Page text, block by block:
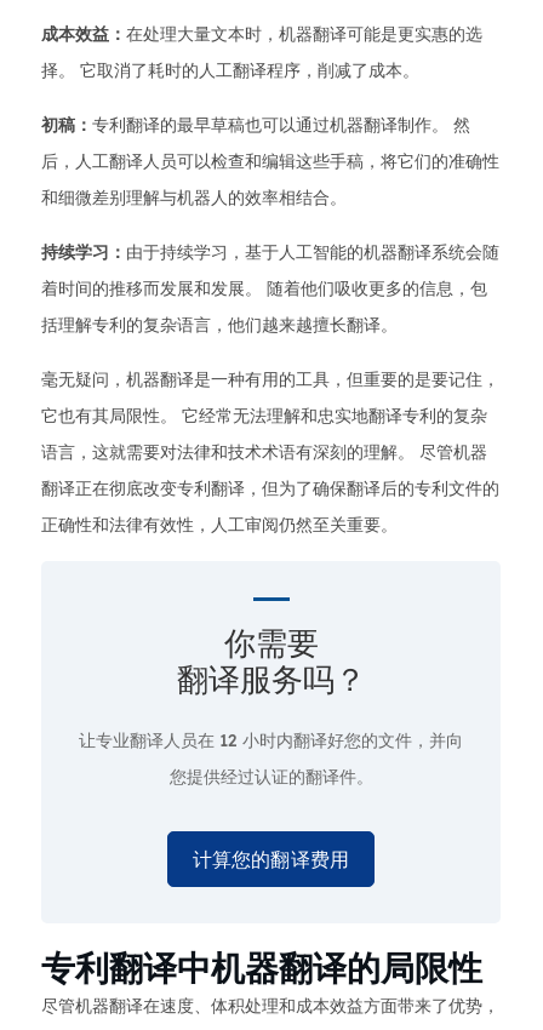
成本效益： 在处理大量文本时，机器翻译可能是更实惠的选
择。 它取消了耗时的人工翻译程序，削减了成本。
初稿： 专利翻译的最早草稿也可以通过机器翻译制作。 然
后，人工翻译人员可以检查和编辑这些手稿，将它们的准确性
和细微差别理解与机器人的效率相结合。
持续学习： 由于持续学习，基于人工智能的机器翻译系统会随
着时间的推移而发展和发展。 随着他们吸收更多的信息，包
括理解专利的复杂语言，他们越来越擅长翻译。
毫无疑问，机器翻译是一种有用的工具，但重要的是要记住，
它也有其局限性。 它经常无法理解和忠实地翻译专利的复杂
语言，这就需要对法律和技术术语有深刻的理解。 尽管机器
翻译正在彻底改变专利翻译，但为了确保翻译后的专利文件的
正确性和法律有效性，人工审阅仍然至关重要。
你需要
翻译服务吗？
让专业翻译人员在 12 小时内翻译好您的文件，并向
您提供经过认证的翻译件。
计算您的翻译费用
专利翻译中机器翻译的局限性
尽管机器翻译在速度、体积处理和成本效益方面带来了优势，